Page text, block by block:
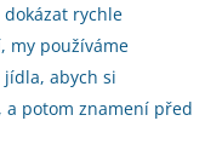
rychle
my používáme
abych si
potom znamení před